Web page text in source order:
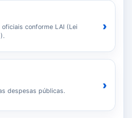
oficiais conforme LAI (Lei
›
despesas públicas. ›